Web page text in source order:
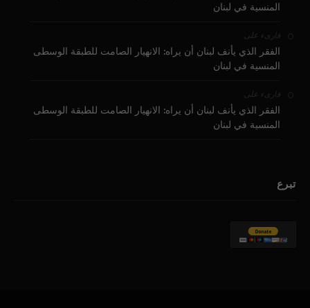
المنسية في لبنان
قارىء على
الفقر الذي يأنف لبنان أن يراه: الانهيار الصامت للطبقة الوسطى
المنسية في لبنان
قارىء على
الفقر الذي يأنف لبنان أن يراه: الانهيار الصامت للطبقة الوسطى
المنسية في لبنان
تبرع